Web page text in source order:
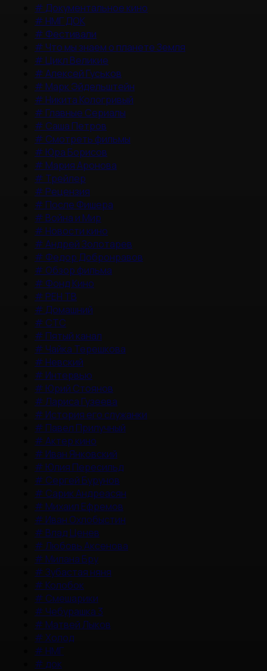
# Документальное кино
# НМГ ДОК
# Фестивали
# Что мы знаем о планете Земля
# Цикл Великие
#Алексей Гуськов
# Марк Эйдельштейн
# Никита Кологривый
# Главные Сериалы
# Саша Петров
# Смотреть фильмы
# Юра Борисов
# Мария Аронова
# Трейлер
# Рецензия
# После Фишера
# Война и Мир
# Новости кино
#Андрей Золотарев
# Федор Добронравов
# Обзор фильма
# Фонд Кино
# РЕН ТВ
# Домашний
# СТС
# Пятый канал
# Чайка Терешкова
# Невский
# Интервью
# Юрий Стоянов
#Лариса Гузеева
# История его служанки
# Павел Прилучный
#Актер кино
# Иван Янковский
# Юлия Пересильд
# Сергей Бурунов
# Сарик Андреасян
# Михаил Ефремов
# Иван Охлобыстин
# Влад Ценев
#Любовь Аксенова
# Милана Бру
#Зубастая няня
# Колобок
# Смешарики
# Чебурашка 3
# Матвей Лыков
#Холод
# НМГ
# док